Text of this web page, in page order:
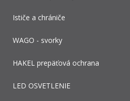
Ističe a chrániče
WAGO - svorky
HAKEL prepäťová ochrana
LED OSVETLENIE